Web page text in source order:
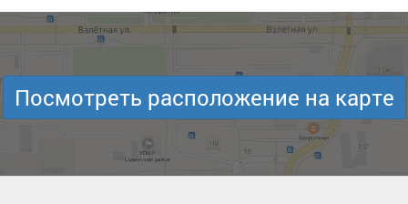
Посмотреть расположение на карте